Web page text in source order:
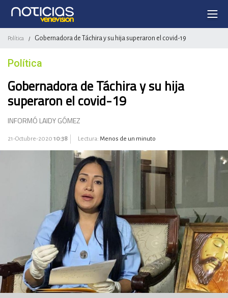
Política / Gobernadora de Táchira y su hija superaron el covid-19
Política
Gobernadora de Táchira y su hija
superaron el covid-19
INFORMÓ LAIDY GÓMEZ
21-Octubre-2020 10:38 Lectura: Menos de un minuto